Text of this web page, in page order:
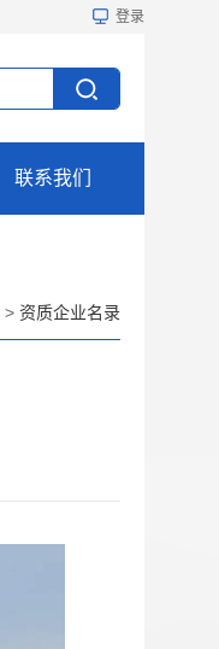
登录
联系我们
> 资质企业名录